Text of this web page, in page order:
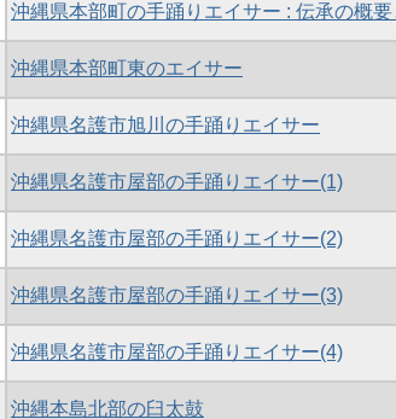
沖縄県本部町の手踊りエイサー : 伝承の概
沖縄県本部町東のエイサー
沖縄県名護市旭川の手踊りエイサー
沖縄県名護市屋部の手踊りエイサー(1)
沖縄県名護市屋部の手踊りエイサー(2)
沖縄県名護市屋部の手踊りエイサー(3)
沖縄県名護市屋部の手踊りエイサー(4)
沖縄本島北部の臼太鼓